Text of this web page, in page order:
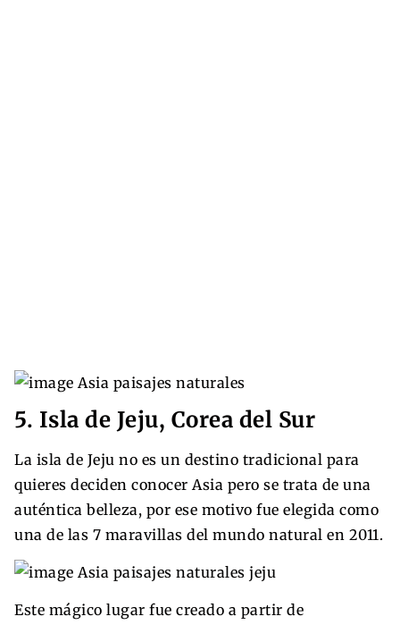
5. Isla de Jeju, Corea del Sur
La isla de Jeju no es un destino tradicional para
quieres deciden conocer Asia pero se trata de una
auténtica belleza, por ese motivo fue elegida como
una de las 7 maravillas del mundo natural en 2011.
Este mágico lugar fue creado a partir de